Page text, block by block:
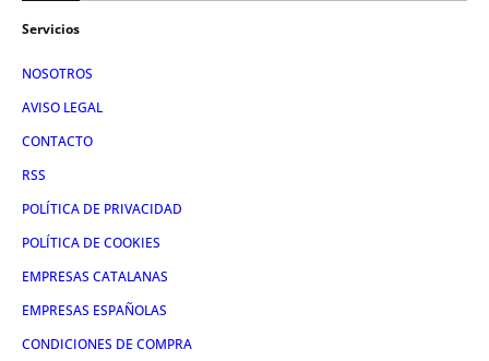
Servicios
NOSOTROS
AVISO LEGAL
CONTACTO
RSS
POLÍTICA DE PRIVACIDAD
POLÍTICA DE COOKIES
EMPRESAS CATALANAS
EMPRESAS ESPAÑOLAS
CONDICIONES DE COMPRA